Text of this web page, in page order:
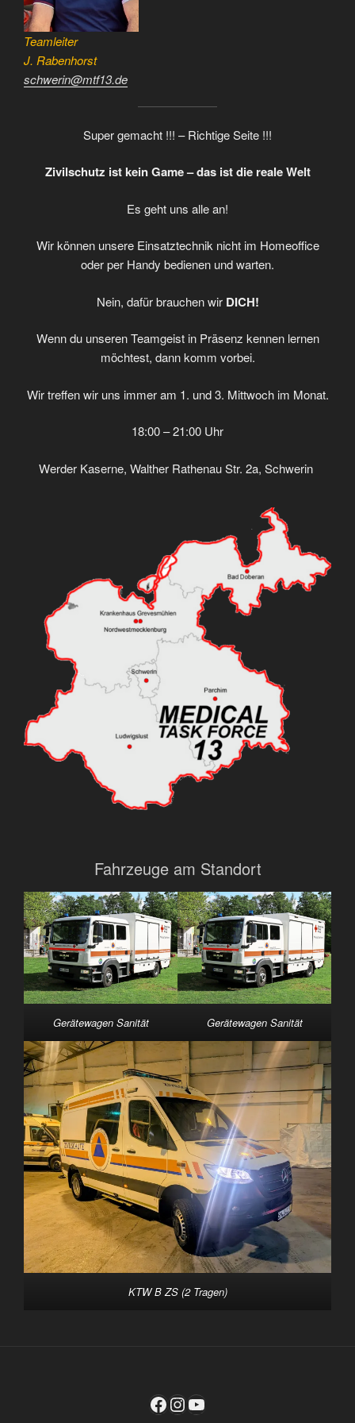
Teamleiter
J. Rabenhorst
schwerin@mtf13.de
Super gemacht !!! – Richtige Seite !!!
Zivilschutz ist kein Game – das ist die reale Welt
Es geht uns alle an!
Wir können unsere Einsatztechnik nicht im Homeoffice
oder per Handy bedienen und warten.
Nein, dafür brauchen wir DICH!
Wenn du unseren Teamgeist in Präsenz kennen lernen
möchtest, dann komm vorbei.
Wir treffen wir uns immer am 1. und 3. Mittwoch im Monat.
18:00 – 21:00 Uhr
Werder Kaserne, Walther Rathenau Str. 2a, Schwerin
Fahrzeuge am Standort
Gerätewagen Sanität Gerätewagen Sanität
KTW B ZS (2 Tragen)
Facebook
Instagram
YouTube